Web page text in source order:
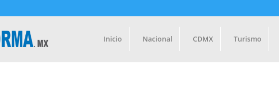
Inicio Nacional CDMX Turismo